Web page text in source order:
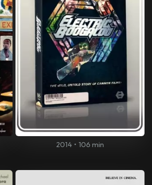
2014 • 106 min